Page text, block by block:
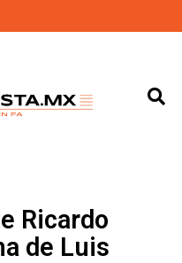
Ricardo
de Luis